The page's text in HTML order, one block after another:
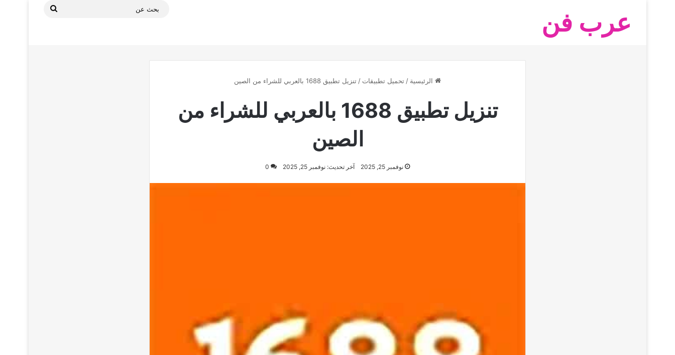
عرب فن
بحث
الرئيسية / تحميل تطبيقات / تنزيل تطبيق 1688 بالعربي للشراء من الصين
تنزيل تطبيق 1688 بالعربي للشراء من
الصين
نوفمبر 25, 2025 آخر تحديث: نوفمبر 25, 2025 0